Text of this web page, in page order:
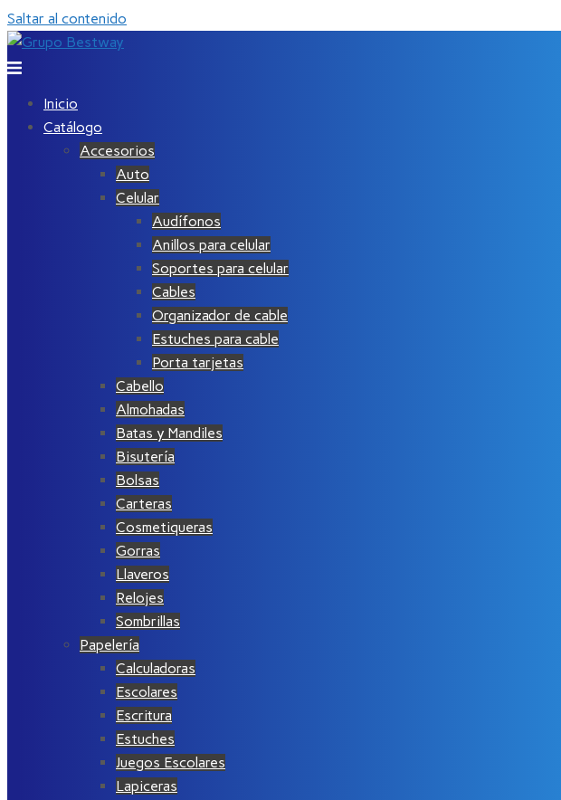
Saltar al contenido
Inicio
Catálogo
Accesorios
Auto
Celular
Audífonos
Anillos para celular
Soportes para celular
Cables
Organizador de cable
Estuches para cable
Porta tarjetas
Cabello
Almohadas
Batas y Mandiles
Bisutería
Bolsas
Carteras
Cosmetiqueras
Gorras
Llaveros
Relojes
Sombrillas
Papelería
Calculadoras
Escolares
Escritura
Estuches
Juegos Escolares
Lapiceras